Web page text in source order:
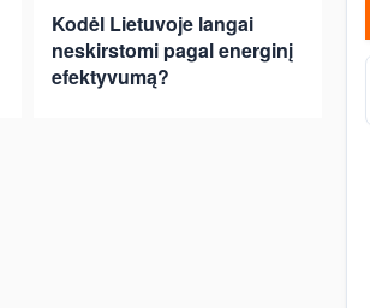
Kodėl Lietuvoje langai
neskirstomi pagal energinį
efektyvumą?